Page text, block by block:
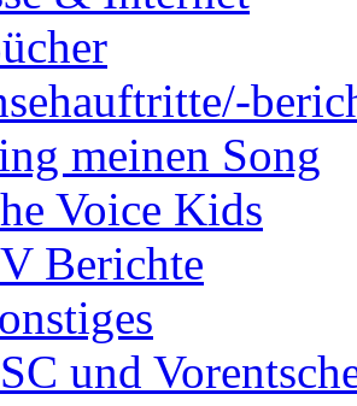
meinen Song
Voice Kids
Berichte
und